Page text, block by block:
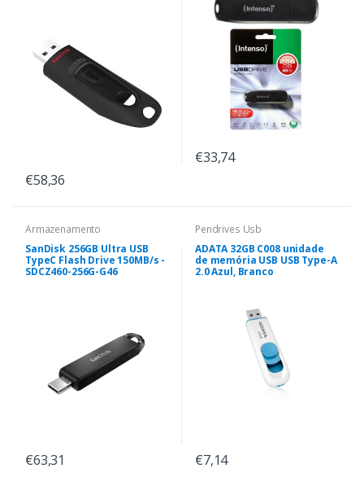
€58,36
€33,74
Armazenamento
SanDisk 256GB Ultra USB
TypeC Flash Drive 150MB/s -
SDCZ460-256G-G46
€63,31
Pendrives Usb
ADATA 32GB C008 unidade
de memória USB USB Type-A
2.0 Azul, Branco
€7,14